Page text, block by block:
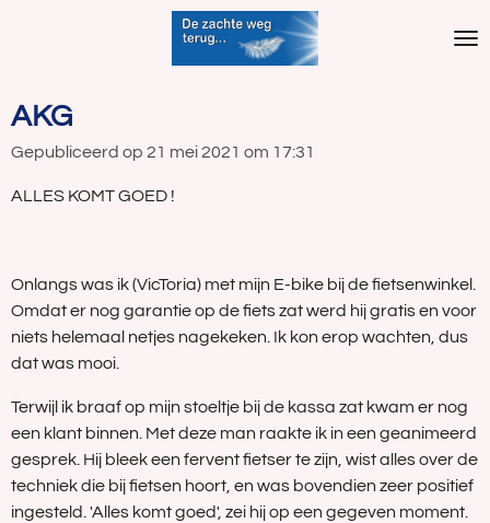
de
hoofdinhoud
AKG
Gepubliceerd op 21 mei 2021 om 17:31
ALLES KOMT GOED !
Onlangs was ik (VicToria) met mijn E-bike bij de fietsenwinkel.
Omdat er nog garantie op de fiets zat werd hij gratis en voor
niets helemaal netjes nagekeken. Ik kon erop wachten, dus
dat was mooi.
Terwijl ik braaf op mijn stoeltje bij de kassa zat kwam er nog
een klant binnen. Met deze man raakte ik in een geanimeerd
gesprek. Hij bleek een fervent fietser te zijn, wist alles over de
techniek die bij fietsen hoort, en was bovendien zeer positief
ingesteld. 'Alles komt goed', zei hij op een gegeven moment.